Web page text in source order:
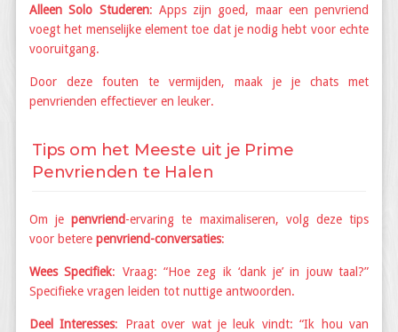
Alleen Solo Studeren: Apps zijn goed, maar een penvriend
voegt het menselijke element toe dat je nodig hebt voor echte
vooruitgang.
Door deze fouten te vermijden, maak je je chats met
penvrienden effectiever en leuker.
Tips om het Meeste uit je Prime
Penvrienden te Halen
Om jepenvriend-ervaring te maximaliseren, volg deze tips
voor betere penvriend-conversaties:
Wees Specifiek: Vraag: “Hoe zeg ik ‘dank je’ in jouw taal?”
Specifieke vragen leiden tot nuttige antwoorden.
Deel Interesses: Praat over wat je leuk vindt: “Ik hou van